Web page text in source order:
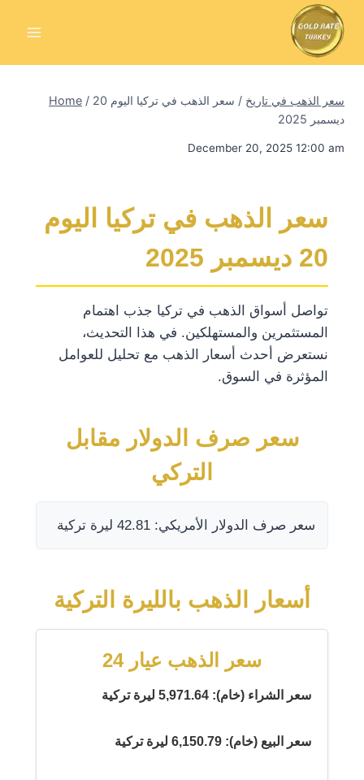
Home / سعر الذهب في تاريخ /
سعر الذهب في تركيا اليوم 20
ديسمبر 2025
December 20, 2025 12:00 am
سعر الذهب في تركيا اليوم
20 ديسمبر 2025
تواصل أسواق الذهب في تركيا جذب اهتمام
المستثمرين والمستهلكين. في هذا التحديث،
نستعرض أحدث أسعار الذهب مع تحليل للعوامل
المؤثرة في السوق.
سعر صرف الدولار مقابل
التركي
سعر صرف الدولار الأمريكي: 42.81 ليرة تركية
أسعار الذهب بالليرة التركية
سعر الذهب عيار 24
سعر الشراء (خام): 5,971.64 ليرة تركية
سعر البيع (خام): 6,150.79 ليرة تركية